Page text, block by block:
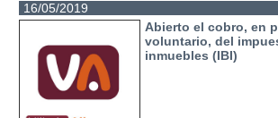
16/05/2019
Abierto el cobro, en
voluntario, del
inmuebles (IBI)